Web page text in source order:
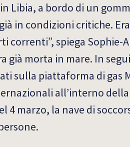
Libia, a bordo di un
in condizioni critiche.
spiega Sophie-
già morta in mare. In
sulla piattaforma di gas
all’interno
4 marzo, la nave di